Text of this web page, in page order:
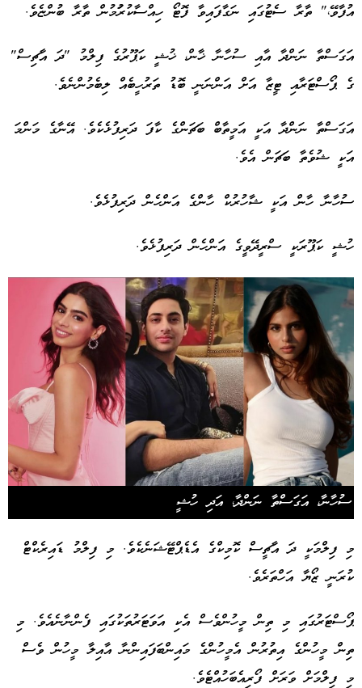
އުފާވޭ،" ތާރާ ސެޓުގައި ނަގާފައިވާ ފޮޓޯ ހިއްސާކުރުަމުން ތާރާ ބުންޏެވެ.
އަގަސްތާ ނަންދާ އާއި ސުހާނާ ޚާން، ޚުޝީ ކަޕޫރުގެ ފިލްމު "ދަ އާޗިސް"
ގެ ޕޯސްޓަރާއި ޓީޒާ އަށް އަންނަނީ ބޮޑު ތަރުހީބެއް ލިބެމުންނެވެ.
އަގަސްތާ ނަންދާ އަކީ އަމީތާބް ބަޗަންގެ ކާފަ ދަރިފުޅެކެވެ. އޭނާގެ މަންމަ
އަކީ ޝުވެތާ ބަޗަން އެވެ.
ސުހާނާ ހާން އަކީ ޝާހުރުކް ހާންގެ އަންހެން ދަރިފުޅެވެ.
ހުޝީ ކަޕޫރަކީ ސްރީދޭވީގެ އަންހެން ދަރިފުޅެވެ.
ސުހާނާ، އަގަސްތާ ނަންދާ، އަދި ހުޝީ
މި ފިލްމަކީ ދަ އާޗީސް ކޮމިކްގެ އެޑެޕްޓޭޝަނެކެވެ. މި ފިލްމު ޑައިރެކްޓް
ކުރަނީ ޒޯޔާ އަހްތަރެވެ.
ޕޯސްޓަރުގައި މި ތިން މީހުންވެސް އެކި އަވަޓަރުތަކުގައި ފެންނާނެއެވެ. މި
ތިން މީހުންގެ އިތުރުން އެމީހުންގެ މައިންބަފައިންނާ އާއިލާ މީހުން ވެސް
މި ފިލްމަށް ވަރަށް ފޯރިއެބަހުއްޓެވެ.